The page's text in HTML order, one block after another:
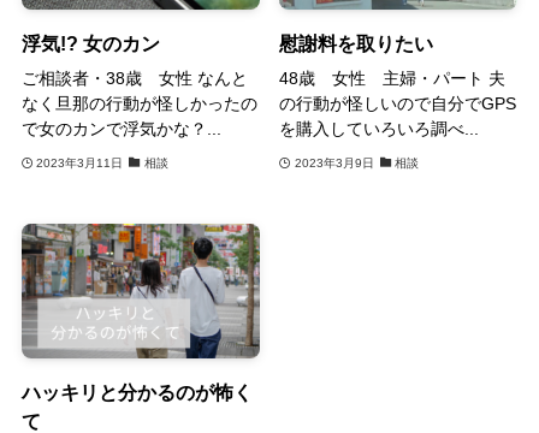
浮気!? 女のカン
ご相談者・38歳 女性 なんと
なく旦那の行動が怪しかったの
で女のカンで浮気かな？...
2023年3月11日 相談
慰謝料を取りたい
48歳 女性 主婦・パート 夫
の行動が怪しいので自分でGPS
を購入していろいろ調べ...
2023年3月9日 相談
ハッキリと分かるのが怖く
て